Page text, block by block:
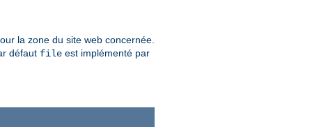
la zone du site web concernée.
défaut file est implémenté par